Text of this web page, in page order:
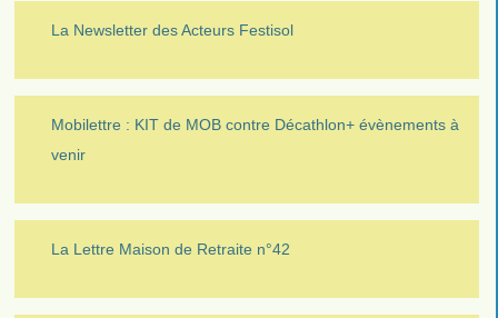
La Newsletter des Acteurs Festisol
Mobilettre : KIT de MOB contre Décathlon+ évènements à
venir
La Lettre Maison de Retraite n°42